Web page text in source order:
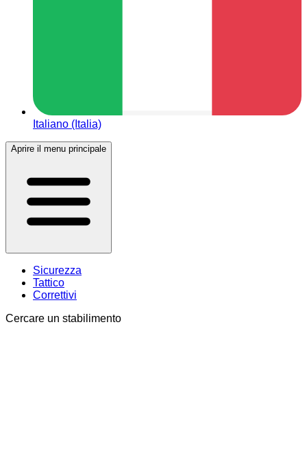
Italiano (Italia)
Aprire il menu principale
Sicurezza
Tattico
Correttivi
Cercare un stabilimento